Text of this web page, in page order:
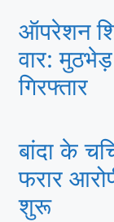
ऑपरेशन
वार:
गिरफ्तार
बांदा के
फरार
शुरू